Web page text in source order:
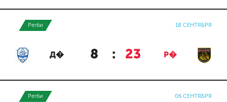
Регби 18 СЕНТЯБРЯ
Д� 8 : 23 Р�
Регби 06 СЕНТЯБРЯ